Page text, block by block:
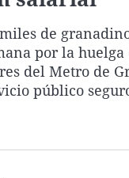
La
de
por la huelga
del Metro de
público